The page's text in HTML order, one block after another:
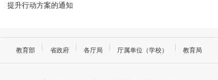
提升行动方案的通知
教育部 省政府 各厅局 厅属单位（学校） 教育局